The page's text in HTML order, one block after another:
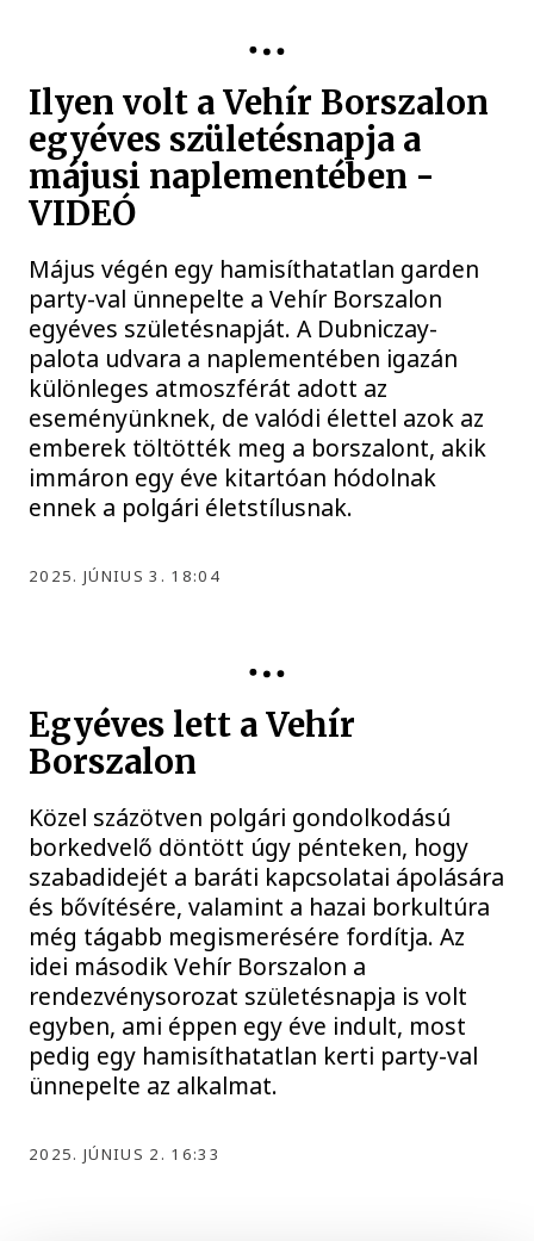
Ilyen volt a Vehír Borszalon
egyéves születésnapja a
májusi naplementében -
VIDEÓ
Május végén egy hamisíthatatlan garden
party-val ünnepelte a Vehír Borszalon
egyéves születésnapját. A Dubniczay-
palota udvara a naplementében igazán
különleges atmoszférát adott az
eseményünknek, de valódi élettel azok az
emberek töltötték meg a borszalont, akik
immáron egy éve kitartóan hódolnak
ennek a polgári életstílusnak.
2025. JÚNIUS 3. 18:04
Egyéves lett a Vehír
Borszalon
Közel százötven polgári gondolkodású
borkedvelő döntött úgy pénteken, hogy
szabadidejét a baráti kapcsolatai ápolására
és bővítésére, valamint a hazai borkultúra
még tágabb megismerésére fordítja. Az
idei második Vehír Borszalon a
rendezvénysorozat születésnapja is volt
egyben, ami éppen egy éve indult, most
pedig egy hamisíthatatlan kerti party-val
ünnepelte az alkalmat.
2025. JÚNIUS 2. 16:33